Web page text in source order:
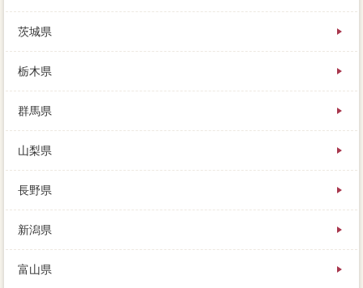
茨城県
栃木県
群馬県
山梨県
長野県
新潟県
富山県